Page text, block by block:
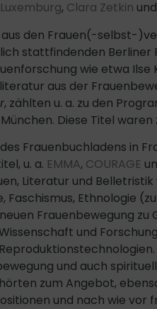
, Clara Zetkin
den Frauen(-selbst-
stattfindenden
wie etwa Ilse
aus der
, zählten u. a. zu den
Diese Titel
Frauenbuchladens in
u. a. EMMA, COURAGE
Literatur und
Ethnologie
Frauenbewegung
und
und auch
zum Angebot,
und nach wie vor